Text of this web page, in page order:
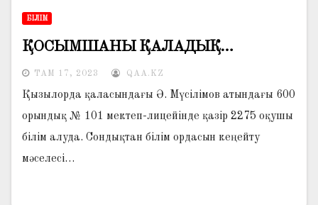
БІЛІМ
ҚОСЫМШАНЫ ҚАЛАДЫҚ…
ТАМ 17, 2023 QAA.KZ
Қызылорда қаласындағы Ә. Мүсілімов атындағы 600
орындық № 101 мектеп-лицейінде қазір 2275 оқушы
білім алуда. Сондықтан білім ордасын кеңейту
мәселесі…